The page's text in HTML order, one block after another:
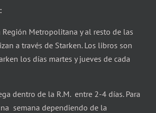
Región Metropolitana y al resto de las
a través de Starken. Los libros son
los días martes y jueves de cada
dentro de la R.M. entre 2-4 días. Para
semana dependiendo de la